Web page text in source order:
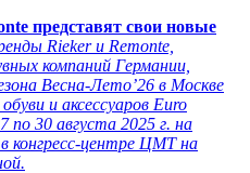
представят свои новые
Rieker и Remonte,
компаний Германии,
Весна-Лето’26 в Москве
и аксессуаров Euro
по 30 августа 2025 г. на
конгресс-центре ЦМТ на